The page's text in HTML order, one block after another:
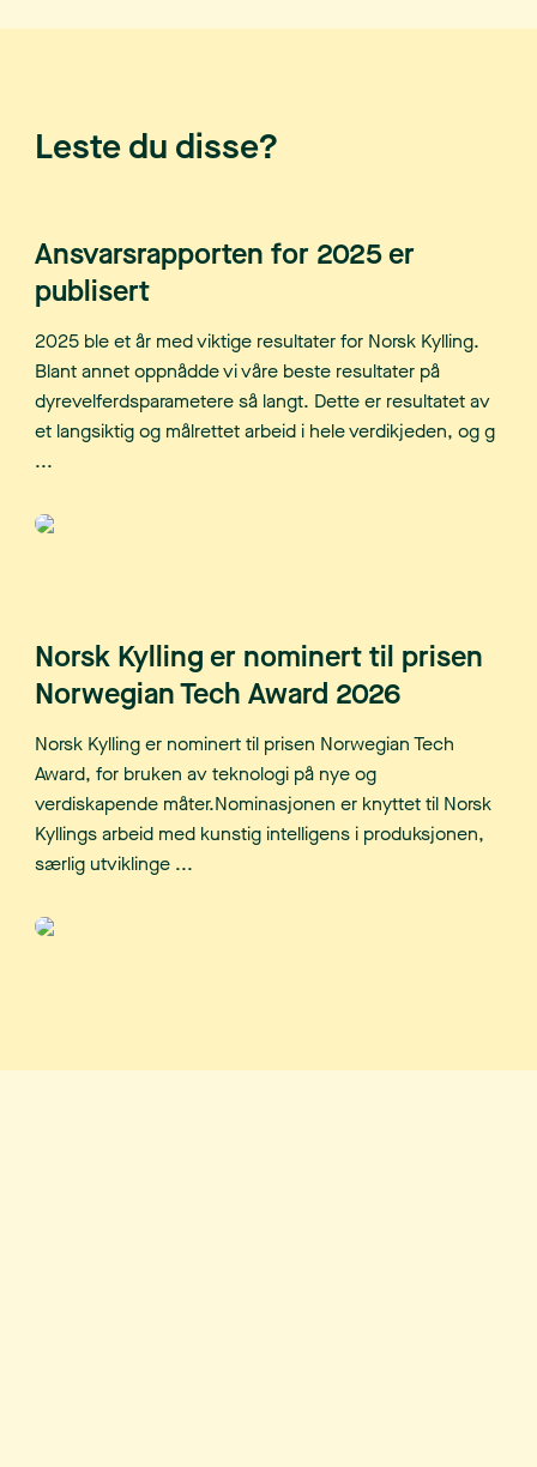
Leste du disse?
Ansvarsrapporten for 2025 er
publisert
2025 ble et år med viktige resultater for Norsk Kylling.
Blant annet oppnådde vi våre beste resultater på
dyrevelferdsparametere så langt. Dette er resultatet av
et langsiktig og målrettet arbeid i hele verdikjeden, og g
...
Norsk Kylling er nominert til prisen
Norwegian Tech Award 2026
Norsk Kylling er nominert til prisen Norwegian Tech
Award, for bruken av teknologi på nye og
verdiskapende måter.Nominasjonen er knyttet til Norsk
Kyllings arbeid med kunstig intelligens i produksjonen,
særlig utviklinge ...